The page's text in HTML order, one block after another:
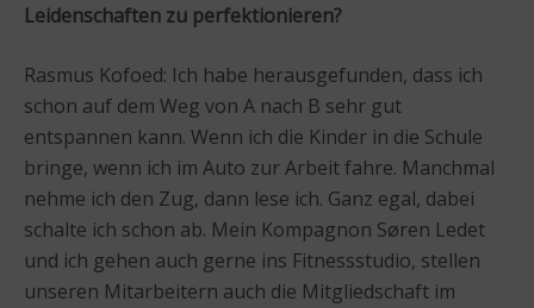
Leidenschaften zu perfektionieren?
Rasmus Kofoed: Ich habe herausgefunden, dass ich
schon auf dem Weg von A nach B sehr gut
entspannen kann. Wenn ich die Kinder in die Schule
bringe, wenn ich im Auto zur Arbeit fahre. Manchmal
nehme ich den Zug, dann lese ich. Ganz egal, dabei
schalte ich schon ab. Mein Kompagnon Søren Ledet
und ich gehen auch gerne ins Fitnessstudio, stellen
unseren Mitarbeitern auch die Mitgliedschaft im